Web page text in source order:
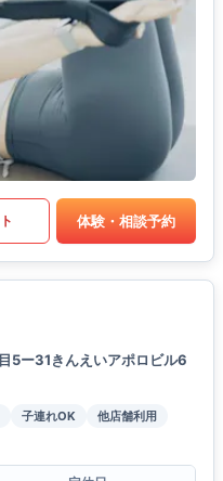
体験・相談予約
5ー31きんえいアポロビル6
子連れOK
他店舗利用